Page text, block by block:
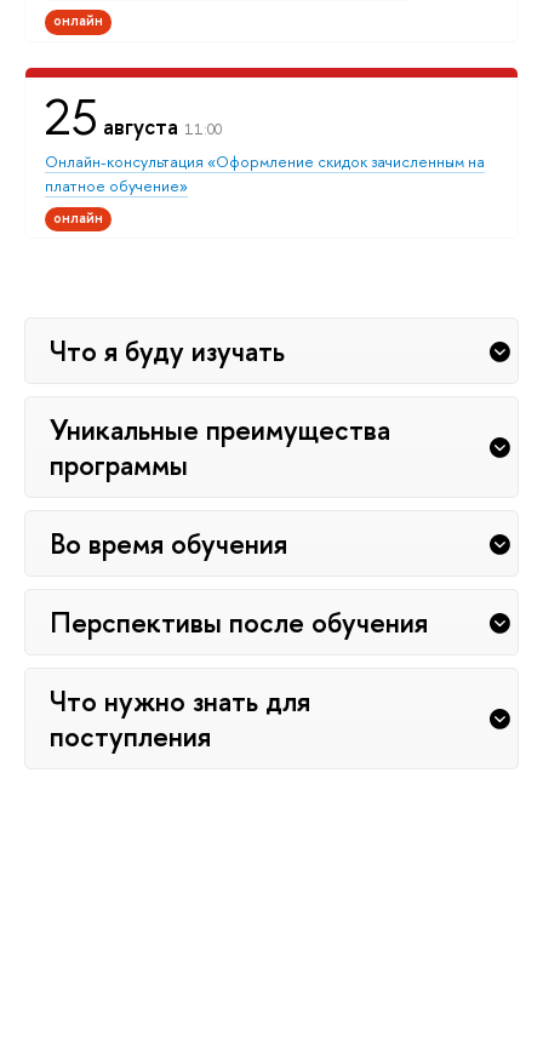
онлайн
25 августа 11:00
Онлайн-консультация «Оформление скидок зачисленным на
платное обучение»
онлайн
Что я буду изучать
Уникальные преимущества
программы
Во время обучения
Перспективы после обучения
Что нужно знать для
поступления